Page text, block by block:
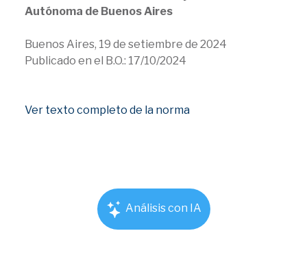
Autónoma de Buenos Aires
Buenos Aires, 19 de setiembre de 2024
Publicado en el B.O.: 17/10/2024
Ver texto completo de la norma
Análisis con IA